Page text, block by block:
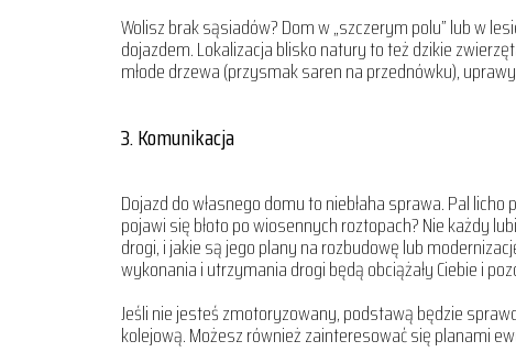
Wolisz brak sąsiadów? Dom w „szczerym polu” lub w
dojazdem. Lokalizacja blisko natury to też dzikie
młode drzewa (przysmak saren na przednówku),
3. Komunikacja
Dojazd do własnego domu to niebłaha sprawa. Pal
pojawi się błoto po wiosennych roztopach? Nie każdy
drogi, i jakie są jego plany na rozbudowę lub
wykonania i utrzymania drogi będą obciążały Ciebie i
Jeśli nie jesteś zmotoryzowany, podstawą będzie
kolejową. Możesz również zainteresować się planami